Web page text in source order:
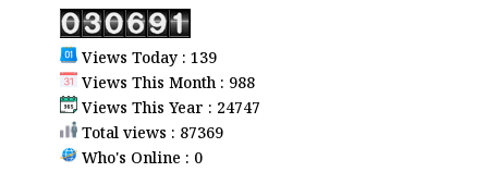
Views Today : 139
Views This Month : 988
Views This Year : 24747
Total views : 87369
Who's Online : 0